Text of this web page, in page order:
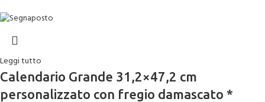
Leggi tutto
Calendario Grande 31,2×47,2 cm
personalizzato con fregio damascato *